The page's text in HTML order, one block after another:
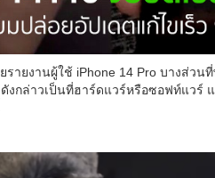
รายงานผู้ใช้ iPhone 14 Pro บางส่ว
ดังกล่าวเป็นที่ฮาร์ดแวร์หรือซอฟท์แวร์